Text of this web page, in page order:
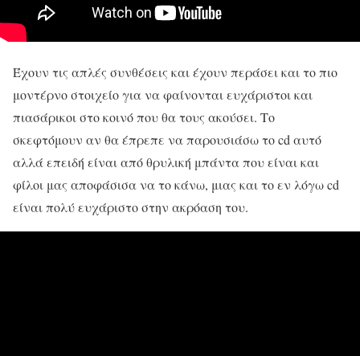
Έχουν τις απλές συνθέσεις και έχουν περάσει και το πιο
μοντέρνο στοιχείο για να φαίνονται ευχάριστοι και
πιασάρικοι στο κοινό που θα τους ακούσει. Το
σκεφτόμουν αν θα έπρεπε να παρουσιάσω το cd αυτό
αλλά επειδή είναι από θρυλική μπάντα που είναι και
φίλοι μας αποφάσισα να το κάνω, μιας και το εν λόγω cd
είναι πολύ ευχάριστο στην ακρόαση του.